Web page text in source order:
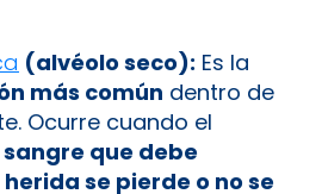
(alvéolo seco): Es la
más común dentro de
Ocurre cuando el
que debe
se pierde o no se